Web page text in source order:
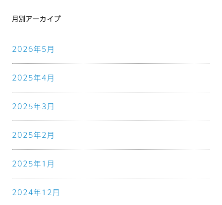
月別アーカイブ
2026年5月
2025年4月
2025年3月
2025年2月
2025年1月
2024年12月